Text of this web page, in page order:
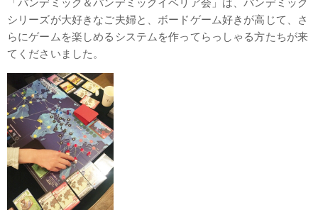
「パンデミック＆パンデミックイベリア会」は、パンデミック
シリーズが大好きなご夫婦と、ボードゲーム好きが高じて、さ
らにゲームを楽しめるシステムを作ってらっしゃる方たちが来
てくださいました。